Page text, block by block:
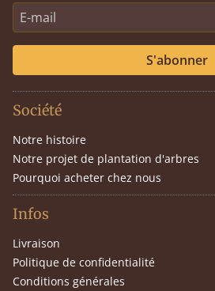
S'abonner
Société
Notre histoire
Notre projet de plantation d'arbres
Pourquoi acheter chez nous
Infos
Livraison
Politique de confidentialité
Conditions générales